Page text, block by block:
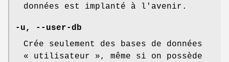
données est implanté à l'avenir.
-u,
--user-db
Crée seulement des bases de données
« utilisateur », même si on possède